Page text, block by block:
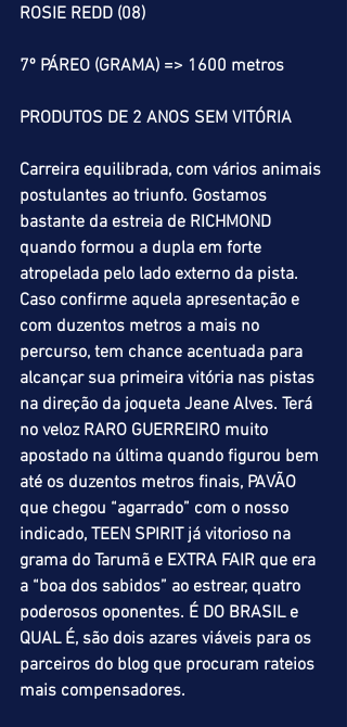
ROSIE REDD (08)
7º PÁREO (GRAMA) => 1600 metros
PRODUTOS DE 2 ANOS SEM VITÓRIA
Carreira equilibrada, com vários animais
postulantes ao triunfo. Gostamos
bastante da estreia de RICHMOND
quando formou a dupla em forte
atropelada pelo lado externo da pista.
Caso confirme aquela apresentação e
com duzentos metros a mais no
percurso, tem chance acentuada para
alcançar sua primeira vitória nas pistas
na direção da joqueta Jeane Alves. Terá
no veloz RARO GUERREIRO muito
apostado na última quando figurou bem
até os duzentos metros finais, PAVÃO
que chegou “agarrado” com o nosso
indicado, TEEN SPIRIT já vitorioso na
grama do Tarumã e EXTRA FAIR que era
a “boa dos sabidos” ao estrear, quatro
poderosos oponentes. É DO BRASIL e
QUAL É, são dois azares viáveis para os
parceiros do blog que procuram rateios
mais compensadores.